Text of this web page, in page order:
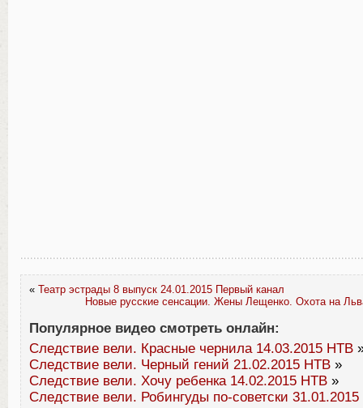
« Театр эстрады 8 выпуск 24.01.2015 Первый канал
Новые русские сенсации. Жены Лещенко. Охота на
Популярное видео смотреть онлайн:
Следствие вели. Красные чернила 14.03.2015 НТВ
Следствие вели. Черный гений 21.02.2015 НТВ »
Следствие вели. Хочу ребенка 14.02.2015 НТВ »
Следствие вели. Робингуды по-советски